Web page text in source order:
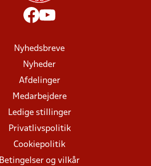
Nyhedsbreve
Nyheder
Afdelinger
Medarbejdere
Ledige stillinger
Privatlivspolitik
Cookiepolitik
Betingelser og vilkår